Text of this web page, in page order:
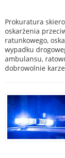
Prokuratura
oskarżenia
ratunkowego,
wypadku
ambulansu,
dobrowolnie